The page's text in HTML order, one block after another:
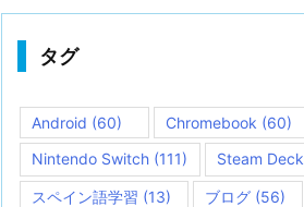
タグ
Android (60) Chromebook (60)
Nintendo Switch (111) Steam Deck
スペイン語学習 (13) ブログ (56)